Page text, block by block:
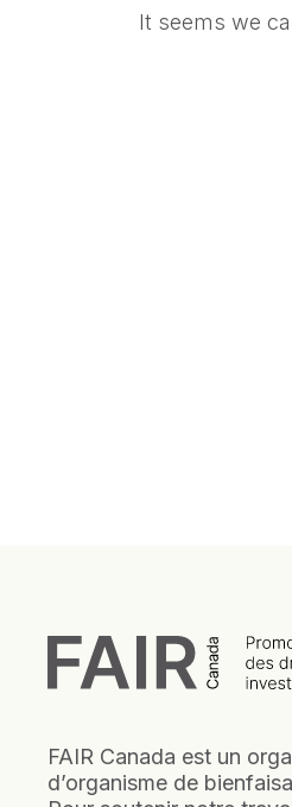
It seems we
FAIR Canada est un
d’organisme de